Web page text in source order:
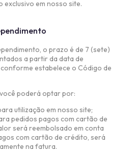
exclusivo em nosso site.
o prazo é de 7 (sete)
a partir da data de
estabelece o Código de
poderá optar por:
utilização em nosso site;
pedidos pagos com cartão de
será reembolsado em conta
com cartão de crédito, será
na fatura.